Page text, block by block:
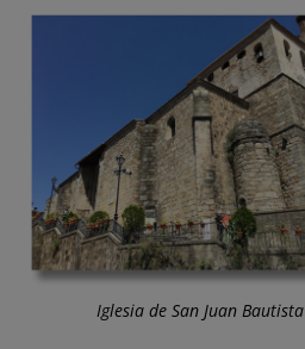
Iglesia de San Juan Bautista